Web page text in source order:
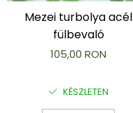
Mezei turbolya acél
fülbevaló
105,00 RON
KÉSZLETEN